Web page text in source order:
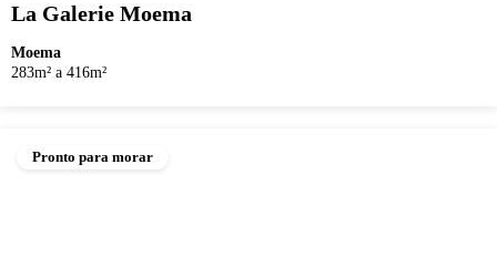
La Galerie Moema
Moema
283m² a 416m²
Pronto para morar